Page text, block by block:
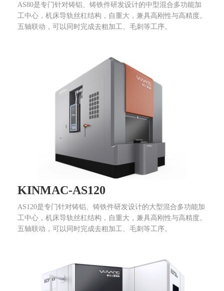
AS80是专门针对铸铝、铸铁件研发设计的中型混合多功能加
工中心，机床导轨丝杠结构，自重大，兼具高刚性与高精度。
五轴联动，可以同时完成去粗加工、毛刺等工序。
KINMAC-AS120
AS120是专门针对铸铝、铸铁件研发设计的大型混合多功能加
工中心，机床导轨丝杠结构，自重大，兼具高刚性与高精度。
五轴联动，可以同时完成去粗加工、毛刺等工序。